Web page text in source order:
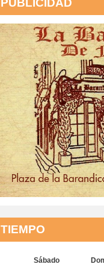
PUBLICIDAD
TIEMPO